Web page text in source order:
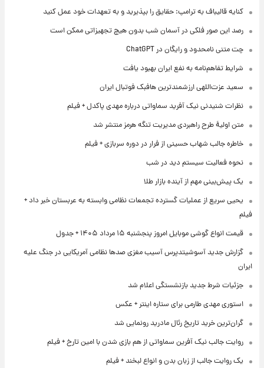
کنایه قالیباف به ترامپ: حقایق را بپذیرید و به تعهدات خود عمل کنید
رصد این صور فلکی در آسمان شب بدون هیچ تجهیزاتی ممکن است
چت متنی نامحدود و رایگان در ChatGPT
شرایط تفاهم‌نامه به نفع ایران بهبود یافت
سعید عزت‌اللهی ارزشمندترین هافبک فوتبال ایران
نظرات شنیدنی نیک آفرید سماواتی درباره مهدی پاکدل + فیلم
متن اولیۀ طرح راهبردی مدیریت تنگه هرمز منتشر شد
خاطره جالب شهاب حسینی از فرار در دوره سربازی + فیلم
نحوه فعالیت سیستم دید در شب
یک پیش‌بینی مهم از آینده بازار طلا
یحیی سریع از عملیات گسترده تجمعات نظامی وابسته به عربستان خبر داد +
فیلم
قیمت انواع گوشی موبایل امروز پنجشنبه ۱۵ مرداد ۱۴۰۵ + جدول
گزارش جدید آسوشیتدپرس آسیب مغزی صدها نظامی آمریکایی در جنگ علیه
ایران
جزئیات شرط جدید بازنشستگی اعلام شد
استوری مهدی طارمی برای ستاره اینتر + عکس
گران‌ترین خرید تاریخ رئال مادرید رونمایی شد
روایت جالب نیک آفرین سماواتی از هم بازی شدن با امین تارخ + فیلم
یک روایت جالب از زبان بدن و انواع لبخند + فیلم